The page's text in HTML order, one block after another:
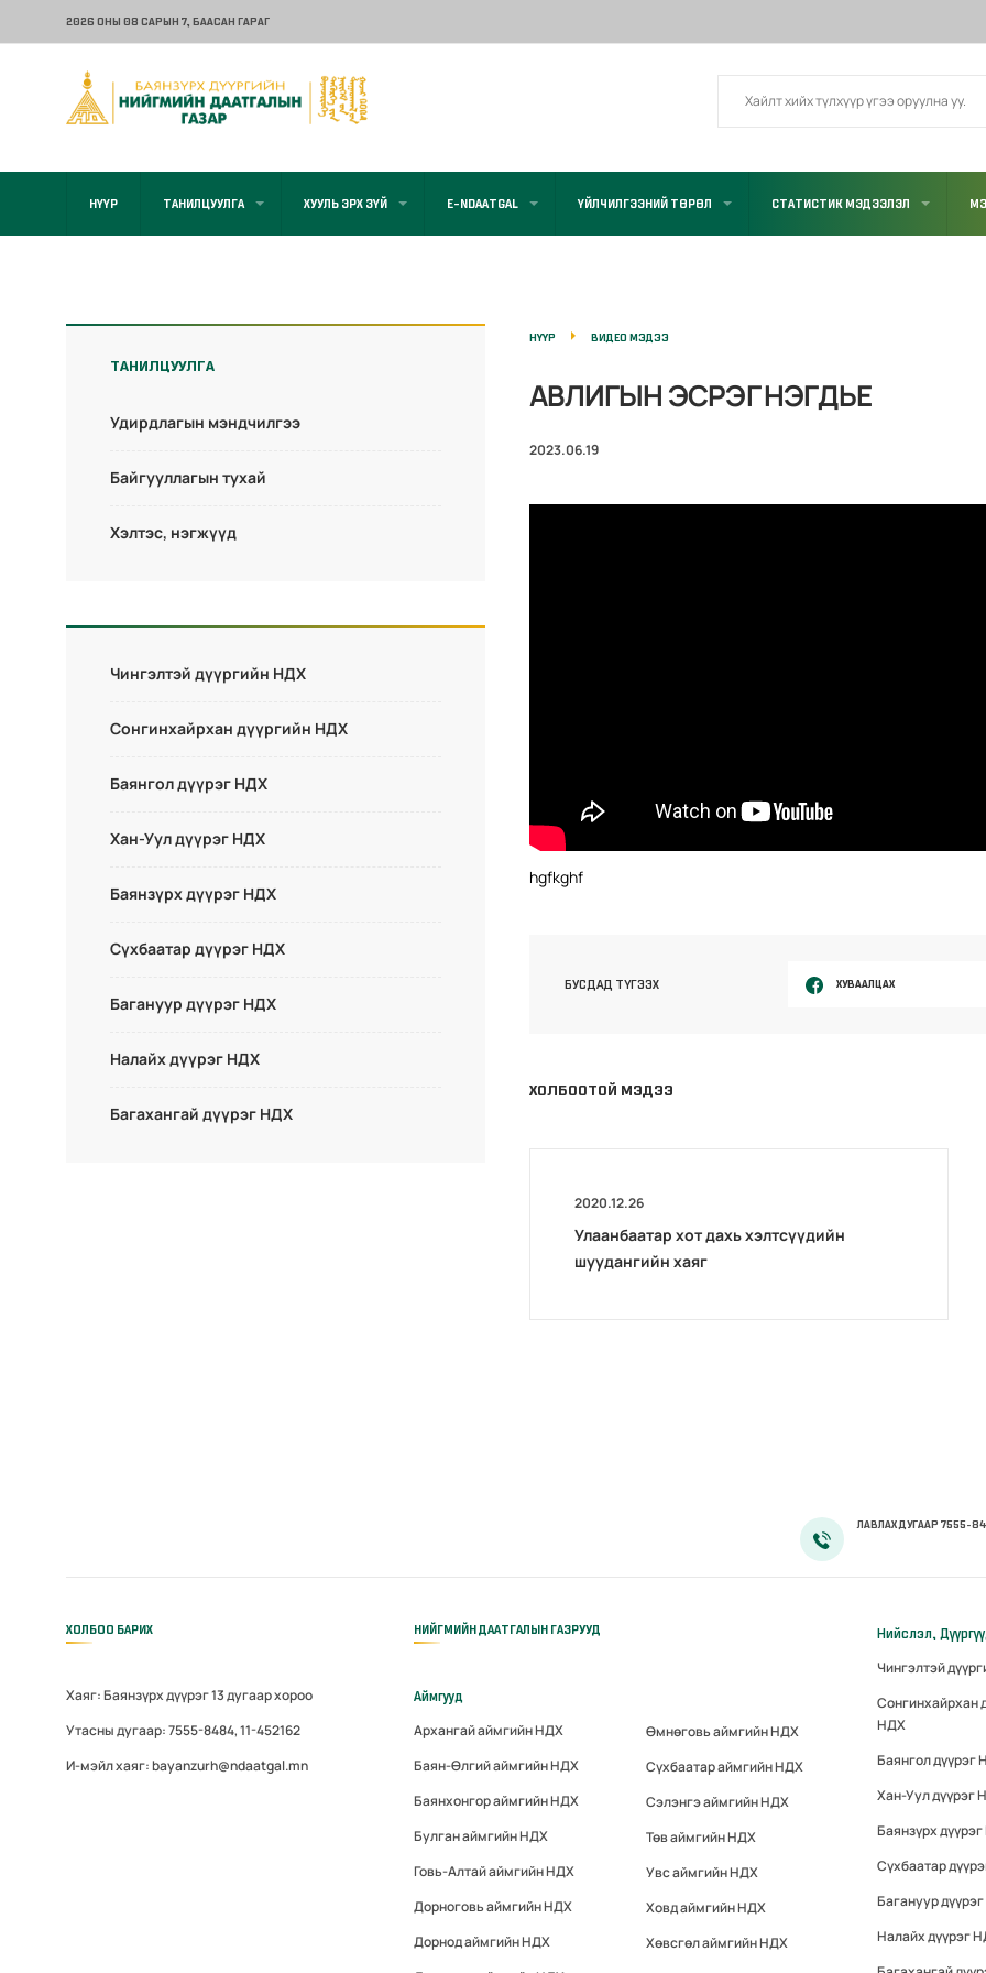
2026 ОНЫ 08 САРЫН 7, БААСАН ГАРАГ
НҮҮР ТАНИЛЦУУЛГА ХУУЛЬ ЭРХ ЗҮЙ E-NDAATGAL ҮЙЛЧИЛГЭЭНИЙ ТӨРӨЛ СТАТИСТИК МЭДЭЭЛЭЛ
ТАНИЛЦУУЛГА
Удирдлагын мэндчилгээ
Байгууллагын тухай
Хэлтэс, нэгжүүд
Чингэлтэй дүүргийн НДХ
Сонгинхайрхан дүүргийн НДХ
Баянгол дүүрэг НДХ
Хан-Уул дүүрэг НДХ
Баянзүрх дүүрэг НДХ
Сүхбаатар дүүрэг НДХ
Багануур дүүрэг НДХ
Налайх дүүрэг НДХ
Багахангай дүүрэг НДХ
НҮҮР ВИДЕО МЭДЭЭ
АВЛИГЫН ЭСРЭГ НЭГДЬЕ
2023.06.19
hgfkghf
БУСДАД ТҮГЭЭХ ХУВААЛЦАХ
ХОЛБООТОЙ МЭДЭЭ
2020.12.26
Улаанбаатар хот дахь хэлтсүүдийн
шуудангийн хаяг
ЛАВЛАХ ДУГААР 7555-
ХОЛБОО БАРИХ
Хаяг: Баянзүрх дүүрэг 13 дугаар хороо
Утасны дугаар: 7555-8484, 11-452162
И-мэйл хаяг: bayanzurh@ndaatgal.mn
НИЙГМИЙН ДААТГАЛЫН ГАЗРУУД
Аймгууд
Архангай аймгийн НДХ
Баян-Өлгий аймгийн НДХ
Баянхонгор аймгийн НДХ
Булган аймгийн НДХ
Говь-Алтай аймгийн НДХ
Дорноговь аймгийн НДХ
Дорнод аймгийн НДХ
Өмнөговь аймгийн НДХ
Сүхбаатар аймгийн НДХ
Сэлэнгэ аймгийн НДХ
Төв аймгийн НДХ
Увс аймгийн НДХ
Ховд аймгийн НДХ
Хөвсгөл аймгийн НДХ
Нийслэл,
Чингэлтэй
Сонгинхайрхан
НДХ
Баянгол дүүрэг
Хан-Уул дүүрэг
Баянзүрх
Сүхбаатар
Багануур
Налайх дүүрэг